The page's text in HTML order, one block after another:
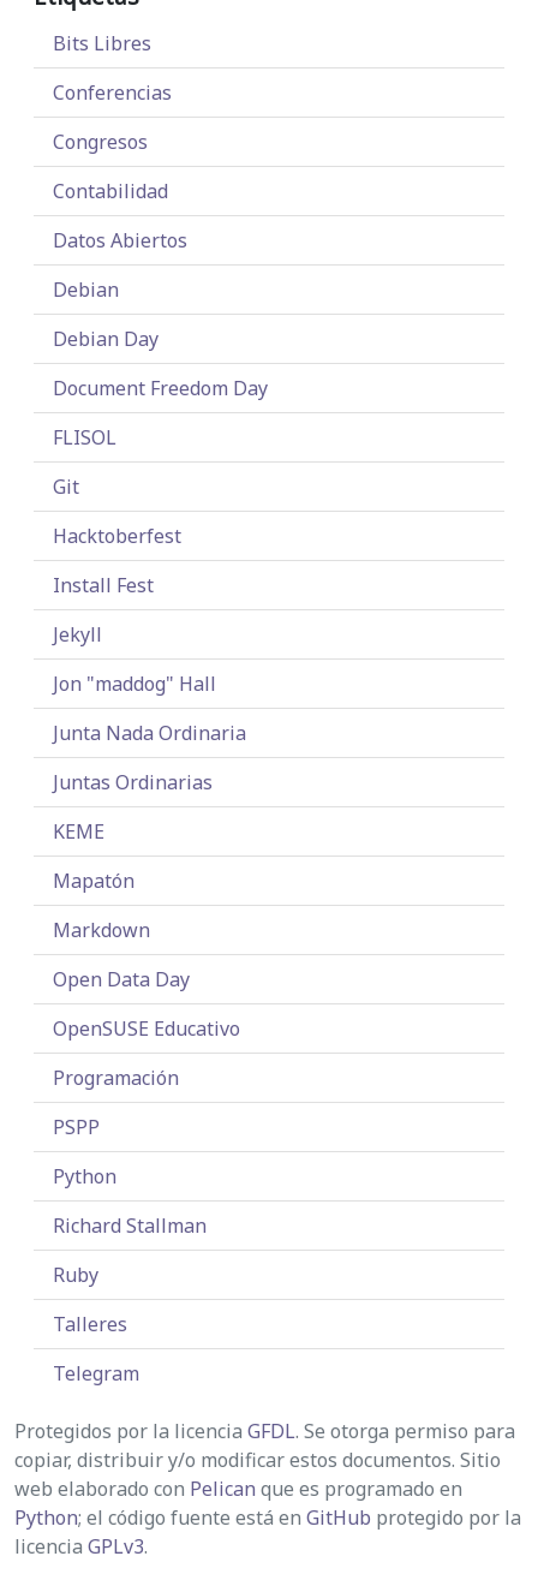
Bits Libres
Conferencias
Congresos
Contabilidad
Datos Abiertos
Debian
Debian Day
Document Freedom Day
FLISOL
Git
Hacktoberfest
Install Fest
Jekyll
Jon "maddog" Hall
Junta Nada Ordinaria
Juntas Ordinarias
KEME
Mapatón
Markdown
Open Data Day
OpenSUSE Educativo
Programación
PSPP
Python
Richard Stallman
Ruby
Talleres
Telegram
Protegidos por la licencia GFDL. Se otorga permiso para
copiar, distribuir y/o modificar estos documentos. Sitio
web elaborado con Pelican que es programado en
Python; el código fuente está en GitHub protegido por la
licencia GPLv3.